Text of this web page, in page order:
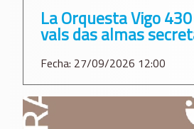
La Orquesta Vigo
vals das almas
Fecha: 27/09/2026 12:00